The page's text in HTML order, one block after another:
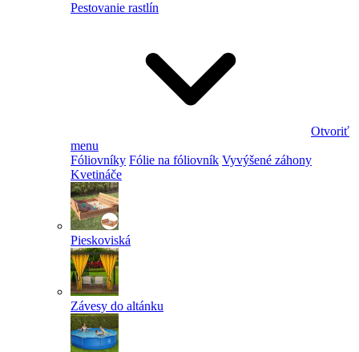
Pestovanie rastlín
Otvoriť
menu
Fóliovníky Fólie na fóliovník Vyvýšené záhony
Kvetináče
Pieskoviská
Závesy do altánku